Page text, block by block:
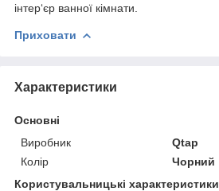
інтер‘єр ванної кімнати.
Приховати
Характеристики
Основні
Виробник
Qtap
Колір
Чорний
Користувальницькі характеристики